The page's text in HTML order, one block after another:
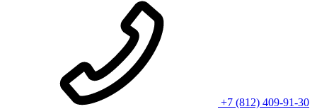
+7 (812) 409-91-30